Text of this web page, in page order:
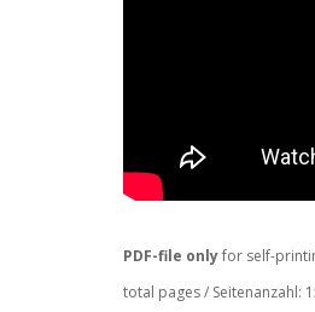
PDF-file onlyfor self-
total pages / Seitenanzahl: